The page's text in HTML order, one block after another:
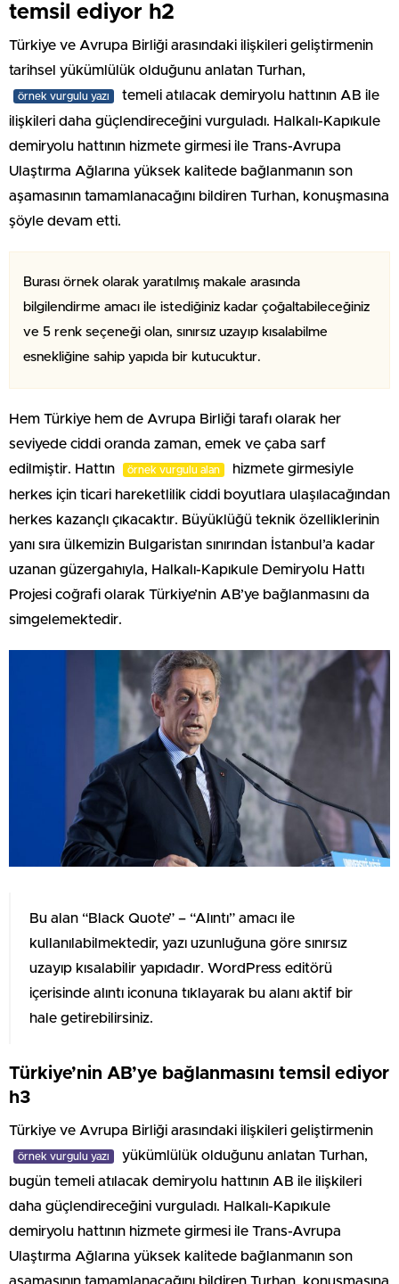
temsil ediyor h2
Türkiye ve Avrupa Birliği arasındaki ilişkileri geliştirmenin
tarihsel yükümlülük olduğunu anlatan Turhan,
örnek vurgulu yazı
temeli atılacak demiryolu hattının AB ile
ilişkileri daha güçlendireceğini vurguladı. Halkalı-Kapıkule
demiryolu hattının hizmete girmesi ile Trans-Avrupa
Ulaştırma Ağlarına yüksek kalitede bağlanmanın son
aşamasının tamamlanacağını bildiren Turhan, konuşmasına
şöyle devam etti.
Burası örnek olarak yaratılmış makale arasında
bilgilendirme amacı ile istediğiniz kadar çoğaltabileceğiniz
ve 5 renk seçeneği olan, sınırsız uzayıp kısalabilme
esnekliğine sahip yapıda bir kutucuktur.
Hem Türkiye hem de Avrupa Birliği tarafı olarak her
seviyede ciddi oranda zaman, emek ve çaba sarf
edilmiştir. Hattın
örnek vurgulu alan
hizmete girmesiyle
herkes için ticari hareketlilik ciddi boyutlara ulaşılacağından
herkes kazançlı çıkacaktır. Büyüklüğü teknik özelliklerinin
yanı sıra ülkemizin Bulgaristan sınırından İstanbul’a kadar
uzanan güzergahıyla, Halkalı-Kapıkule Demiryolu Hattı
Projesi coğrafi olarak Türkiye’nin AB’ye bağlanmasını da
simgelemektedir.
Bu alan “Black Quote” – “Alıntı” amacı ile
kullanılabilmektedir, yazı uzunluğuna göre sınırsız
uzayıp kısalabilir yapıdadır. WordPress editörü
içerisinde alıntı iconuna tıklayarak bu alanı aktif bir
hale getirebilirsiniz.
Türkiye’nin AB’ye bağlanmasını temsil ediyor
h3
Türkiye ve Avrupa Birliği arasındaki ilişkileri geliştirmenin
örnek vurgulu yazı
yükümlülük olduğunu anlatan Turhan,
bugün temeli atılacak demiryolu hattının AB ile ilişkileri
daha güçlendireceğini vurguladı. Halkalı-Kapıkule
demiryolu hattının hizmete girmesi ile Trans-Avrupa
Ulaştırma Ağlarına yüksek kalitede bağlanmanın son
aşamasının tamamlanacağını bildiren Turhan, konuşmasına